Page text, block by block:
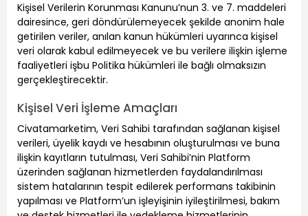
Kişisel Verilerin Korunması Kanunu’nun 3. ve 7. maddeleri
dairesince, geri döndürülemeyecek şekilde anonim hale
getirilen veriler, anılan kanun hükümleri uyarınca kişisel
veri olarak kabul edilmeyecek ve bu verilere ilişkin işleme
faaliyetleri işbu Politika hükümleri ile bağlı olmaksızın
gerçekleştirecektir.
Kişisel Veri İşleme Amaçları
Civatamarketim, Veri Sahibi tarafından sağlanan kişisel
verileri, üyelik kaydı ve hesabının oluşturulması ve buna
ilişkin kayıtların tutulması, Veri Sahibi’nin Platform
üzerinden sağlanan hizmetlerden faydalandırılması
sistem hatalarının tespit edilerek performans takibinin
yapılması ve Platform’un işleyişinin iyileştirilmesi, bakım